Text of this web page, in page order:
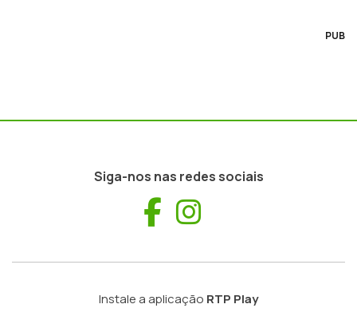
PUB
Siga-nos nas redes sociais
Facebook
Instale a aplicação RTP Play